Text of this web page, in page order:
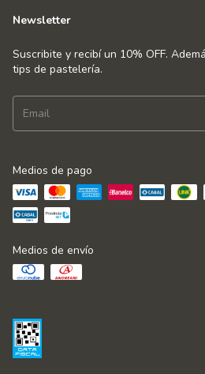
Newsletter
Suscribite y recibí un 10% OFF.
tips de pastelería.
Medios de pago
Medios de envío